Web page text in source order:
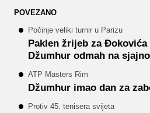
POVEZANO
Počinje veliki turnir u Parizu
Paklen žrijeb za
Džumhur odmah na
ATP Masters Rim
Džumhur imao dan za
Protiv 45. tenisera svijeta